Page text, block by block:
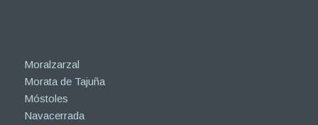
Moralzarzal
Morata de Tajuña
Móstoles
Navacerrada